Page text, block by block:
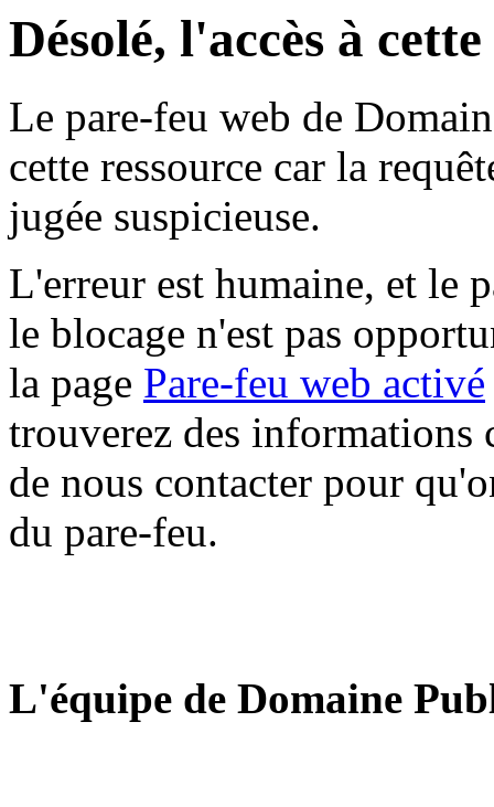
Désolé, l'accès à
Le pare-feu web de
cette ressource car la
jugée suspicieuse.
L'erreur est humaine, et le
le blocage n'est pas
la page Pare-feu web activé
trouverez des informations
de nous contacter pour
du pare-feu.
L'équipe de Domaine